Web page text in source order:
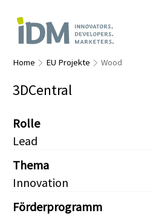
Home EU Projekte Wood
3DCentral
Rolle
Lead
Thema
Innovation
Förderprogramm